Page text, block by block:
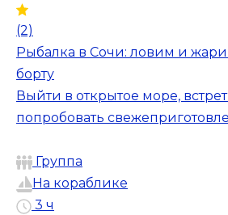
(2)
Рыбалка в Сочи: ловим и
борту
Выйти в открытое море,
попробовать
Группа
На кораблике
3 ч